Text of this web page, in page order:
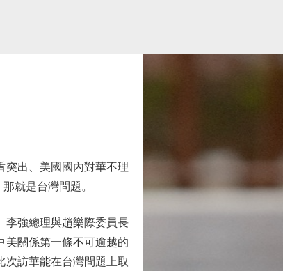
出、美國國內對華不理
就是台灣問題。
強總理與趙樂際委員長
美關係第一條不可逾越的
訪華能在台灣問題上取